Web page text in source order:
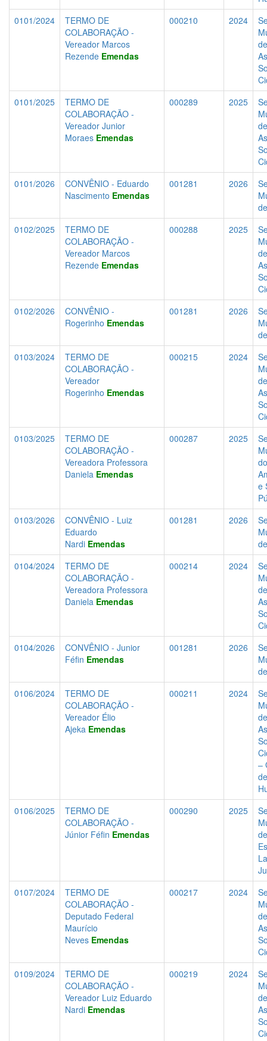
0101/2024
TERMO DE
COLABORAÇÃO -
Vereador Marcos
Rezende Emendas
000210 2024
de
0101/2025
TERMO DE
COLABORAÇÃO -
Vereador Junior
Moraes Emendas
000289 2025
de
0101/2026
CONVÊNIO - Eduardo
Nascimento Emendas
001281 2026
0102/2025
TERMO DE
COLABORAÇÃO -
Vereador Marcos
Rezende Emendas
000288 2025
de
0102/2026
CONVÊNIO -
Rogerinho Emendas
001281 2026
0103/2024
TERMO DE
COLABORAÇÃO -
Vereador
Rogerinho Emendas
000215 2024
de
0103/2025
TERMO DE
COLABORAÇÃO -
Vereadora Professora
Daniela Emendas
000287 2025
e
0103/2026
CONVÊNIO - Luiz
Eduardo
Nardi Emendas
001281 2026
0104/2024
TERMO DE
COLABORAÇÃO -
Vereadora Professora
Daniela Emendas
000214 2024
de
0104/2026
CONVÊNIO - Junior
Féfin Emendas
001281 2026
0106/2024
TERMO DE
COLABORAÇÃO -
Vereador Élio
Ajeka Emendas
000211 2024
de
–
0106/2025
TERMO DE
COLABORAÇÃO -
Júnior Féfin Emendas
000290 2025
de
0107/2024
TERMO DE
COLABORAÇÃO -
Deputado Federal
Maurício
Neves Emendas
000217 2024
de
0109/2024
TERMO DE
COLABORAÇÃO -
Vereador Luiz Eduardo
Nardi Emendas
000219 2024
de